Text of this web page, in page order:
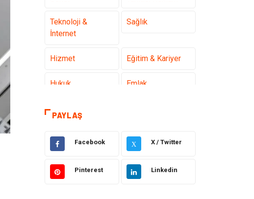
Teknoloji &
İnternet
Sağlık
Hizmet Eğitim & Kariyer
Hukuk Emlak
Otomotiv
PAYLAŞ
Facebook X X / Twitter
Pinterest Linkedin